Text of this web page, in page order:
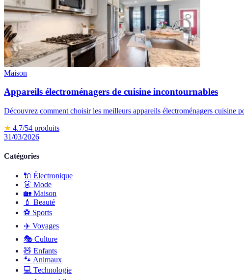
Maison
Appareils électroménagers de cuisine incontournables
Découvrez comment choisir les meilleurs appareils électroménagers cuisine
★ 4.7/54 produits
31/03/2026
Catégories
🔌 Électronique
👗 Mode
🏡 Maison
💄 Beauté
⚽️ Sports
✈️ Voyages
🎭 Culture
🧸 Enfants
🐾 Animaux
💻 Technologie